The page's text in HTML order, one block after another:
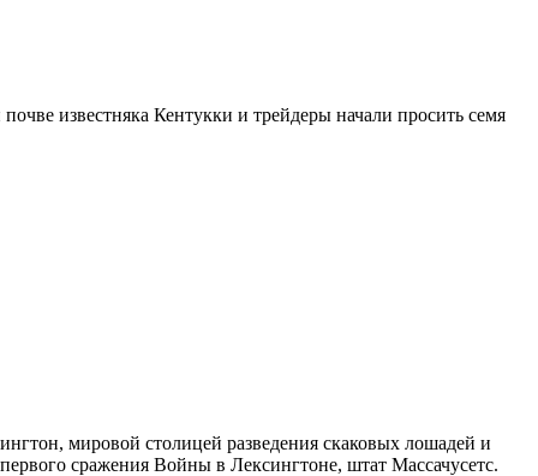
известняка Кентукки и трейдеры начали просить семя
мировой столицей разведения скаковых лошадей и
сражения Войны в Лексингтоне, штат Массачусетс.